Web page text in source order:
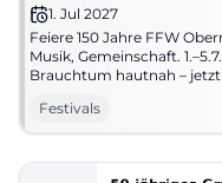
1. Jul 2027
Feiere 150 Jahre FFW
Musik, Gemeinschaft.
Brauchtum hautnah –
Festivals